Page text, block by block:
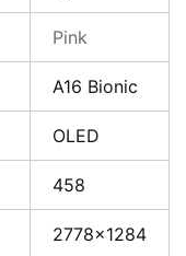
Pink
A16 Bionic
OLED
458
2778×1284